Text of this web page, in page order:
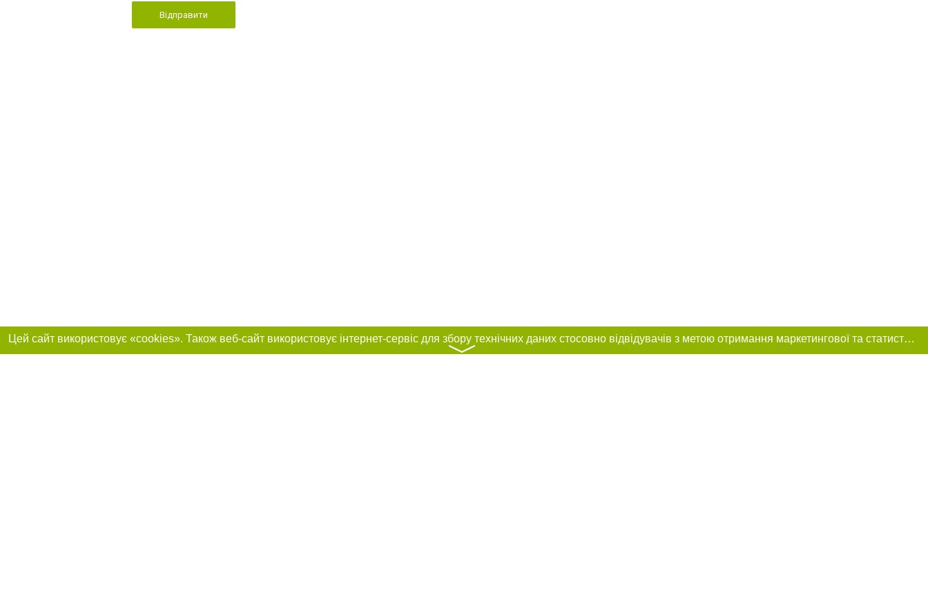
Відправити
Цей сайт використовує «cookies». Також веб-сайт використовує інтернет-сервіс для збору технічних даних стосовно відвідувачів з метою отримання маркетингової та статистичної інформації. Умови обробки даних відвідувачів сайту див.
〉